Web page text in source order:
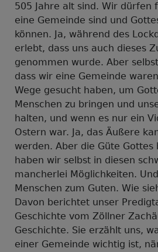
505 Jahre alt sind. Wir dürfen
eine Gemeinde sind und
können. Ja, während des
erlebt, dass uns auch dieses
genommen wurde. Aber
dass wir eine Gemeinde
Wege gesucht haben, um
Menschen zu bringen und
halten, und wenn es nur ein
Ostern war. Ja, das Äußere
werden. Aber die Güte Gottes
haben wir selbst in diesen
mancherlei Möglichkeiten.
Menschen zum Guten. Wie
Davon berichtet unser
Geschichte vom Zöllner
Geschichte. Sie erzählt uns,
einer Gemeinde wichtig ist,